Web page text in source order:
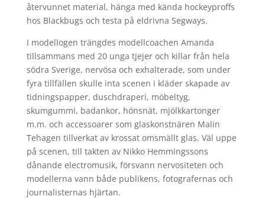
återvunnet material, hänga med kända hockeyproffs
hos Blackbugs och testa på eldrivna Segways.
I modellogen trängdes modellcoachen Amanda
tillsammans med 20 unga tjejer och killar från hela
södra Sverige, nervösa och exhalterade, som under
fyra tillfällen skulle inta scenen i kläder skapade av
tidningspapper, duschdraperi, möbeltyg,
skumgummi, badankor, hönsnät, mjölkkartonger
m.m. och accessoarer som glaskonstnären Malin
Tehagen tillverkat av krossat omsmällt glas. Väl uppe
på scenen, till takten av Nikko Hemmingssons
dånande electromusik, försvann nervositeten och
modellerna vann både publikens, fotografernas och
journalisternas hjärtan.